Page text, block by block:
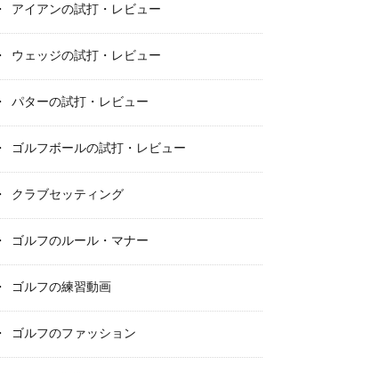
アイアンの試打・レビュー
ウェッジの試打・レビュー
パターの試打・レビュー
ゴルフボールの試打・レビュー
クラブセッティング
ゴルフのルール・マナー
ゴルフの練習動画
ゴルフのファッション